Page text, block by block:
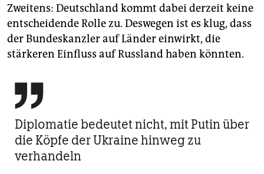
Zweitens: Deutschland kommt dabei derzeit keine
entscheidende Rolle zu. Deswegen ist es klug, dass
der Bundeskanzler auf Länder einwirkt, die
stärkeren Einfluss auf Russland haben könnten.

Diplomatie bedeutet nicht, mit Putin über
die Köpfe der Ukraine hinweg zu
verhandeln